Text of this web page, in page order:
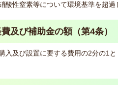
酸性窒素等について環境基準を超過
及び補助金の額（第4条）
入及び設置に要する費用の2分の1